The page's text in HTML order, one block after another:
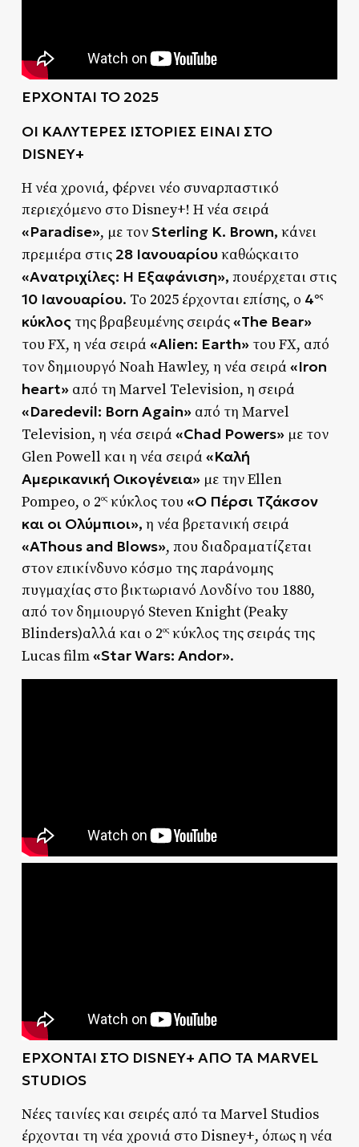
ΕΡΧΟΝΤΑΙ ΤΟ 2025
ΟΙ ΚΑΛΥΤΕΡΕΣ ΙΣΤΟΡΙΕΣ ΕΙΝΑΙ ΣΤΟ
DISNEY+
Η νέα χρονιά, φέρνει νέο συναρπαστικό
περιεχόμενο στο Disney+! Η νέα σειρά
«Paradise», με τονSterling K. Brown, κάνει
πρεμιέρα στις28 Ιανουαρίουκαθώςκαιτο
«Ανατριχίλες: Η Εξαφάνιση», πουέρχεται στις
10 Ιανουαρίου. Το 2025 έρχονται επίσης, ο 4ος
κύκλος της βραβευμένης σειράς«The Bear»
του FX, η νέα σειρά «Alien: Earth» του FX, από
τον δημιουργό Noah Hawley, η νέα σειρά «Iron
heart»από τη Marvel Television, η σειρά
«Daredevil: Born Again»από τη Marvel
Television, η νέα σειρά «Chad Powers»με τον
Glen Powell και η νέα σειρά «Καλή
Αμερικανική Οικογένεια»με την Ellen
Pompeo, ο 2οςκύκλος του «Ο Πέρσι Τζάκσον
και οι Ολύμπιοι», η νέα βρετανική σειρά
«AThous and Blows», που διαδραματίζεται
στον επικίνδυνο κόσμο της παράνομης
πυγμαχίας στο βικτωριανό Λονδίνο του 1880,
από τον δημιουργό Steven Knight (Peaky
Blinders)αλλά και ο 2οςκύκλος της σειράς της
Lucas film«Star Wars: Andor».
ΕΡΧΟΝΤΑΙ ΣΤΟ DISNEY+ ΑΠΟ ΤΑ MARVEL
STUDIOS
Νέες ταινίες και σειρές από τα Marvel Studios
έρχονται τη νέα χρονιά στο Disney+, όπως η νέα